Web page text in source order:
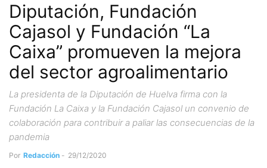
Diputación, Fundación
Cajasol y Fundación “La
Caixa” promueven la mejora
del sector agroalimentario
La presidenta de la Diputación de Huelva firma con la
Fundación La Caixa y la Fundación Cajasol un convenio de
colaboración para contribuir a paliar las consecuencias de la
pandemia
Por Redacción - 29/12/2020